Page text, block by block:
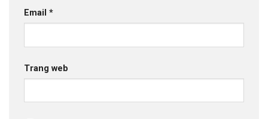
Email *
Trang web